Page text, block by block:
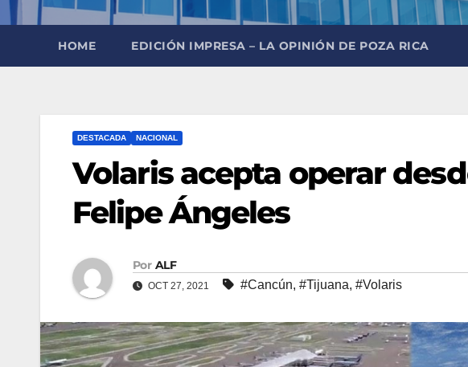
HOME EDICIÓN IMPRESA – LA OPINIÓN DE POZA RICA
DESTACADA NACIONAL
Volaris acepta operar
Felipe Ángeles
Por ALF
OCT 27, 2021 #Cancún, #Tijuana, #Volaris